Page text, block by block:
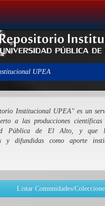
UPEA
Institucional UPEA" es un
a las producciones
Pública de El Alto, y que
y difundidas como aporte
Listar Comunidades/